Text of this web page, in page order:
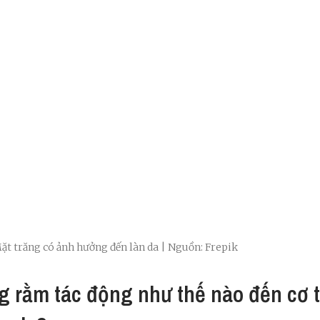
trăng có ảnh hưởng đến làn da | Nguồn: Frepik
rằm tác động như thế nào đến cơ